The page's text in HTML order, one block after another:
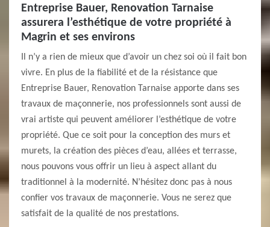
Entreprise Bauer, Renovation Tarnaise
assurera l’esthétique de votre propriété à
Magrin et ses environs
Il n’y a rien de mieux que d’avoir un chez soi où il fait bon
vivre. En plus de la fiabilité et de la résistance que
Entreprise Bauer, Renovation Tarnaise apporte dans ses
travaux de maçonnerie, nos professionnels sont aussi de
vrai artiste qui peuvent améliorer l’esthétique de votre
propriété. Que ce soit pour la conception des murs et
murets, la création des pièces d’eau, allées et terrasse,
nous pouvons vous offrir un lieu à aspect allant du
traditionnel à la modernité. N’hésitez donc pas à nous
confier vos travaux de maçonnerie. Vous ne serez que
satisfait de la qualité de nos prestations.